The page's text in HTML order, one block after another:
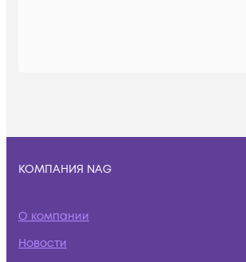
КОМПАНИЯ NAG
О компании
Новости